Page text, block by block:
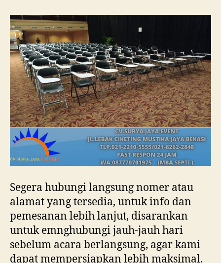
Segera hubungi langsung nomer atau
alamat yang tersedia, untuk info dan
pemesanan lebih lanjut, disarankan
untuk emnghubungi jauh-jauh hari
sebelum acara berlangsung, agar kami
dapat mempersiapkan lebih maksimal.